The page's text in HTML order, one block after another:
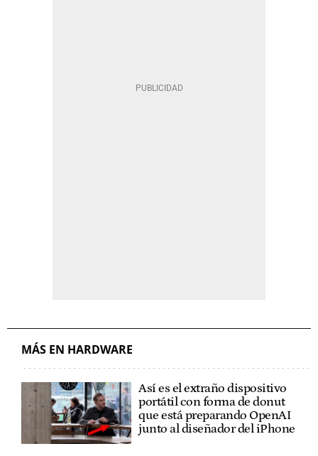
MÁS EN HARDWARE
Así es el extraño dispositivo
portátil con forma de donut
que está preparando OpenAI
junto al diseñador del iPhone